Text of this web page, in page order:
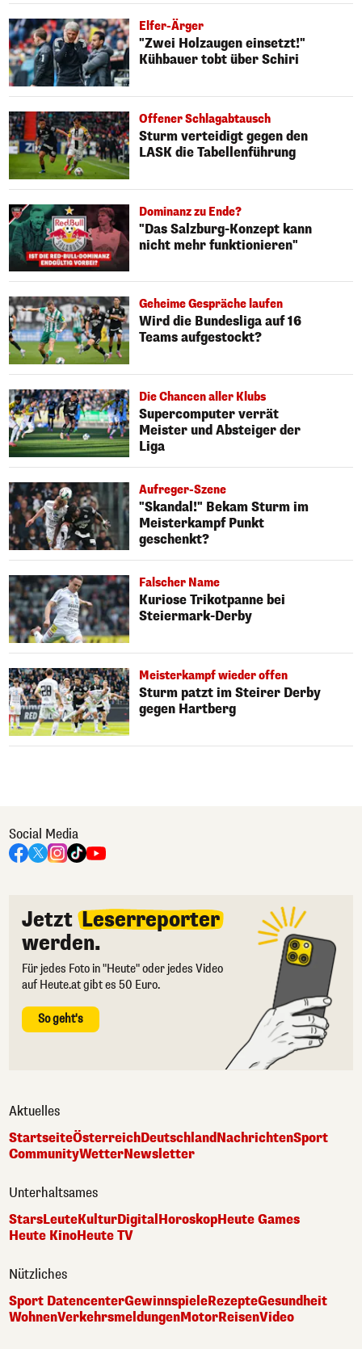
Elfer-Ärger
"Zwei Holzaugen einsetzt!"
Kühbauer tobt über Schiri
Offener Schlagabtausch
Sturm verteidigt gegen den
LASK die Tabellenführung
Dominanz zu Ende?
"Das Salzburg-Konzept kann
nicht mehr funktionieren"
Geheime Gespräche laufen
Wird die Bundesliga auf 16
Teams aufgestockt?
Die Chancen aller Klubs
Supercomputer verrät
Meister und Absteiger der
Liga
Aufreger-Szene
"Skandal!" Bekam Sturm im
Meisterkampf Punkt
geschenkt?
Falscher Name
Kuriose Trikotpanne bei
Steiermark-Derby
Meisterkampf wieder offen
Sturm patzt im Steirer Derby
gegen Hartberg
Social Media
Jetzt Leserreporter
werden.
Für jedes Foto in "Heute" oder jedes Video
auf Heute.at gibt es 50 Euro.
So geht's
Aktuelles
StartseiteÖsterreichDeutschlandNachrichtenSport
CommunityWetterNewsletter
Unterhaltsames
StarsLeuteKulturDigitalHoroskopHeute Games
Heute KinoHeute TV
Nützliches
Sport DatencenterGewinnspieleRezepteGesundheit
WohnenVerkehrsmeldungenMotorReisenVideo